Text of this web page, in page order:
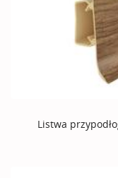
Listwa